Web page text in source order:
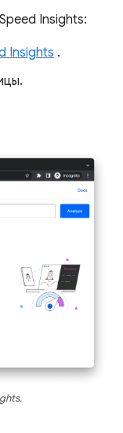
​​Insights:
​​Insights .